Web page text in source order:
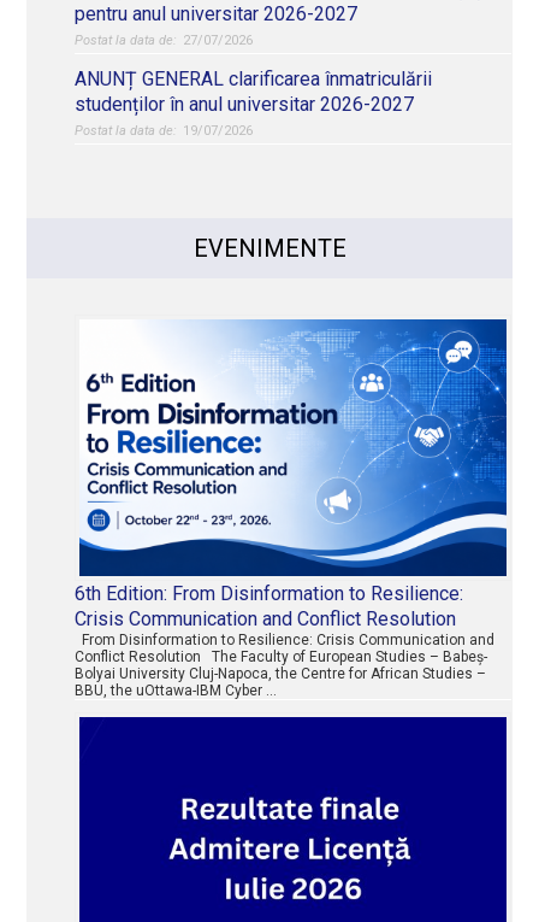
pentru anul universitar 2026-2027
27/07/2026
ANUNȚ GENERAL clarificarea înmatriculării
studenților în anul universitar 2026-2027
19/07/2026
EVENIMENTE
6th Edition: From Disinformation to Resilience:
Crisis Communication and Conflict Resolution
From Disinformation to Resilience: Crisis Communication and
Conflict Resolution The Faculty of European Studies – Babeș-
Bolyai University Cluj-Napoca, the Centre for African Studies –
BBU, the uOttawa-IBM Cyber …